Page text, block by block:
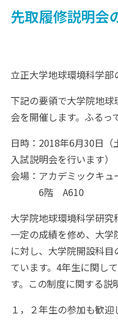
先取履修説明会
立正大学地球環境科学部
下記の要領で大学院地
会を開催します。ふるっ
日時：2018年6月30日
入試説明会を行います）
会場：アカデミックキュ
6階 A610
大学院地球環境科学研
一定の成績を修め、大
に対し、大学院開設科
ています。4年生に関し
す。この制度に関する説
１，２年生の参加も歓迎